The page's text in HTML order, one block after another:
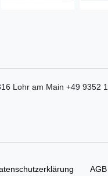
Lohr am Main +49 9352
AGB